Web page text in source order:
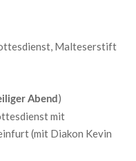
Malteserstift
Abend )
mit
(mit Diakon Kevin